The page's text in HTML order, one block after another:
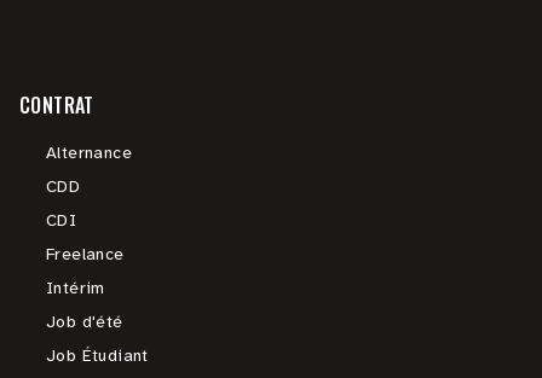
CONTRAT
Alternance
CDD
CDI
Freelance
Intérim
Job d'été
Job Étudiant